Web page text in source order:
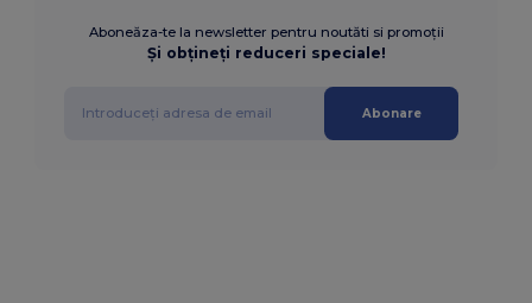
Aboneăza-te la newsletter pentru noutăti si promoții
Și obțineți reduceri speciale!
Abonare